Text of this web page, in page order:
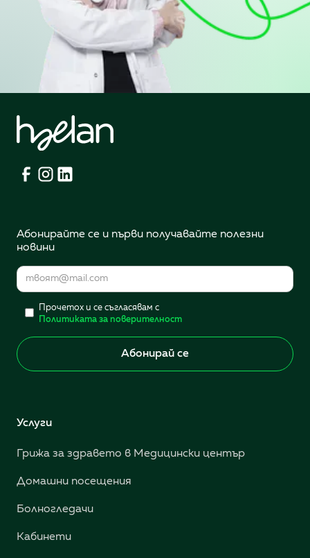
Абонирайте се и първи получавайте полезни
новини
Прочетох и се съгласявам с
Политиката за поверителност
Услуги
Грижа за здравето в Медицински център
Домашни посещения
Болногледачи
Кабинети